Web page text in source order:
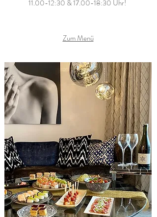
11.00-12:30 & 17.00-18:30 Uhr!
Zum Menü